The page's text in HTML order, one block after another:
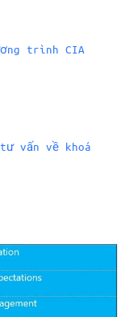
trình CIA
vấn về khoá